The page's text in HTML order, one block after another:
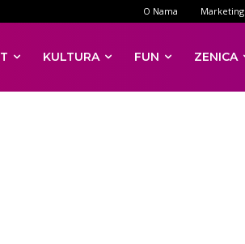
O Nama Marketing
KULTURA FUN ZENICA